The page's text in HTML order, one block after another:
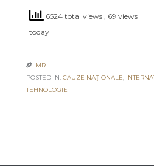
6524 total views , 69 views
today
 MR
POSTED IN: CAUZE NAŢIONALE,
TEHNOLOGIE